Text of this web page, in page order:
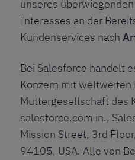
unseres
Interesses an der
Kundenservices nach
Bei Salesforce handelt
Konzern mit weltweiten
Muttergesellschaft des
salesforce.com in.,
Mission Street, 3rd
94105, USA. Alle von